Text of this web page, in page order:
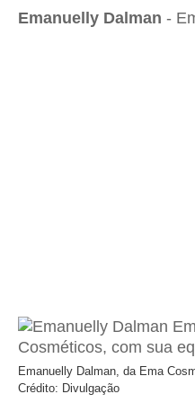
Emanuelly Dalman -
Emanuelly Dalman, da Ema
Crédito: Divulgação